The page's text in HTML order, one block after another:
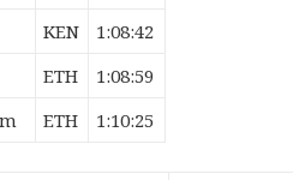
KEN
1:08:42
ETH
1:08:59
ETH 1:10:25